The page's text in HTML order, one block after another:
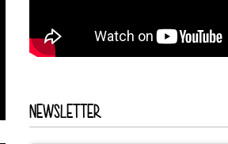
NEWSLETTER